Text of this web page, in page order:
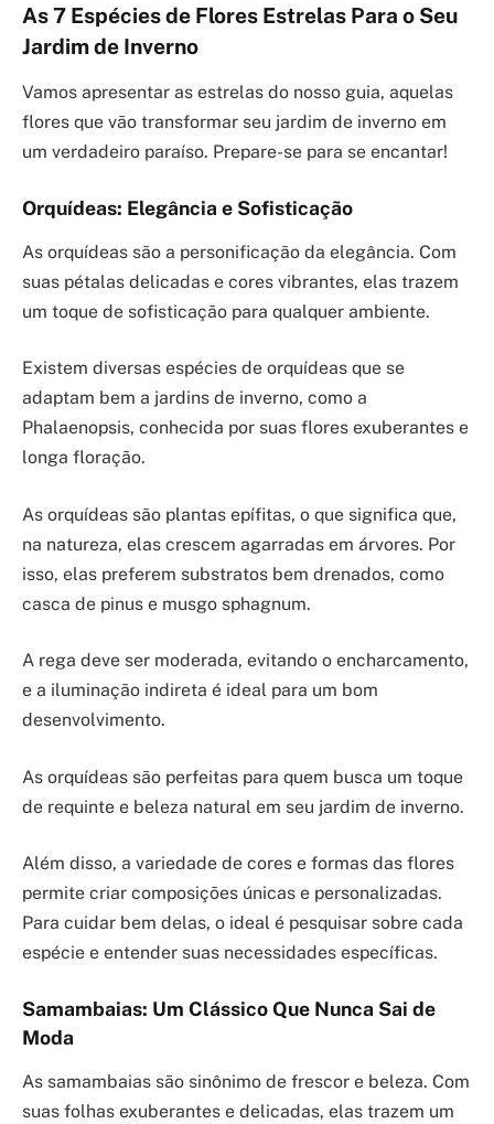
As 7 Espécies de Flores Estrelas Para o Seu
Jardim de Inverno
Vamos apresentar as estrelas do nosso guia, aquelas
flores que vão transformar seu jardim de inverno em
um verdadeiro paraíso. Prepare-se para se encantar!
Orquídeas: Elegância e Sofisticação
As orquídeas são a personificação da elegância. Com
suas pétalas delicadas e cores vibrantes, elas trazem
um toque de sofisticação para qualquer ambiente.
Existem diversas espécies de orquídeas que se
adaptam bem a jardins de inverno, como a
Phalaenopsis, conhecida por suas flores exuberantes e
longa floração.
As orquídeas são plantas epífitas, o que significa que,
na natureza, elas crescem agarradas em árvores. Por
isso, elas preferem substratos bem drenados, como
casca de pinus e musgo sphagnum.
A rega deve ser moderada, evitando o encharcamento,
e a iluminação indireta é ideal para um bom
desenvolvimento.
As orquídeas são perfeitas para quem busca um toque
de requinte e beleza natural em seu jardim de inverno.
Além disso, a variedade de cores e formas das flores
permite criar composições únicas e personalizadas.
Para cuidar bem delas, o ideal é pesquisar sobre cada
espécie e entender suas necessidades específicas.
Samambaias: Um Clássico Que Nunca Sai de
Moda
As samambaias são sinônimo de frescor e beleza. Com
suas folhas exuberantes e delicadas, elas trazem um